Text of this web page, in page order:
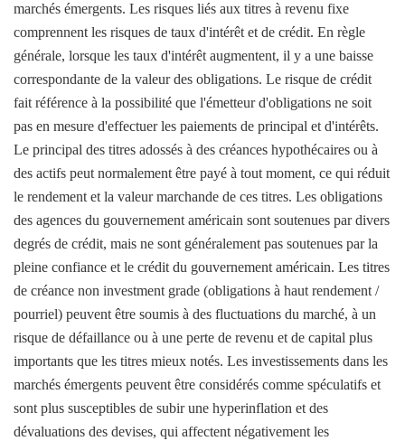
marchés émergents. Les risques liés aux titres à revenu fixe
comprennent les risques de taux d'intérêt et de crédit. En règle
générale, lorsque les taux d'intérêt augmentent, il y a une baisse
correspondante de la valeur des obligations. Le risque de crédit
fait référence à la possibilité que l'émetteur d'obligations ne soit
pas en mesure d'effectuer les paiements de principal et d'intérêts.
Le principal des titres adossés à des créances hypothécaires ou à
des actifs peut normalement être payé à tout moment, ce qui réduit
le rendement et la valeur marchande de ces titres. Les obligations
des agences du gouvernement américain sont soutenues par divers
degrés de crédit, mais ne sont généralement pas soutenues par la
pleine confiance et le crédit du gouvernement américain. Les titres
de créance non investment grade (obligations à haut rendement /
pourriel) peuvent être soumis à des fluctuations du marché, à un
risque de défaillance ou à une perte de revenu et de capital plus
importants que les titres mieux notés. Les investissements dans les
marchés émergents peuvent être considérés comme spéculatifs et
sont plus susceptibles de subir une hyperinflation et des
dévaluations des devises, qui affectent négativement les